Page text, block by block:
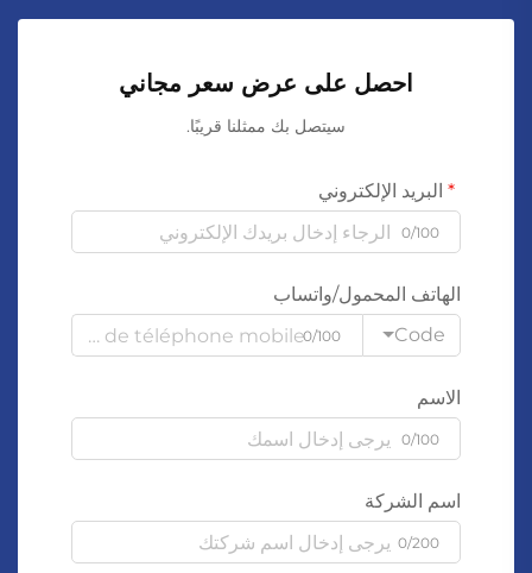
احصل على عرض سعر مجاني
سيتصل بك ممثلنا قريبًا.
البريد الإلكتروني
0/100
الهاتف المحمول/واتساب
Code
0/100
الاسم
0/100
اسم الشركة
0/200